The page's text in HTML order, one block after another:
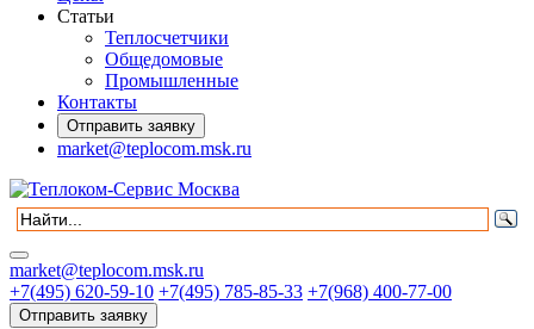
Статьи
Теплосчетчики
Общедомовые
Промышленные
Контакты
Отправить заявку
market@teplocom.msk.ru
market@teplocom.msk.ru
+7(495) 620-59-10 +7(495) 785-85-33 +7(968) 400-77-00
Отправить заявку